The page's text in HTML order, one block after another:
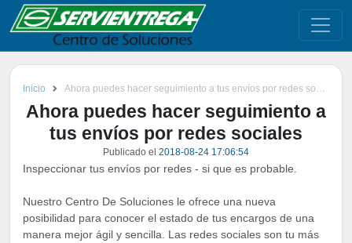
Inicio Ahora puedes hacer seguimiento a tus envíos por redes sociales
Ahora puedes hacer seguimiento a
tus envíos por redes sociales
Publicado el 2018-08-24 17:06:54
Inspeccionar tus envíos por redes - si que es probable.
Nuestro Centro De Soluciones le ofrece una nueva
posibilidad para conocer el estado de tus encargos de una
manera mejor ágil y sencilla. Las redes sociales son tu más